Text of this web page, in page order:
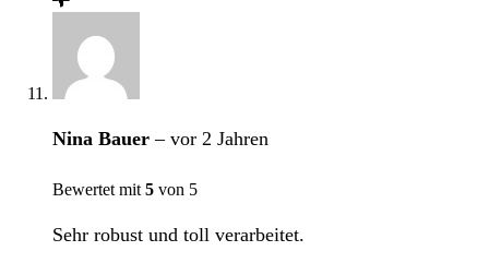
Nina Bauer– vor 2 Jahren
Bewertet mit 5 von 5
Sehr robust und toll verarbeitet.